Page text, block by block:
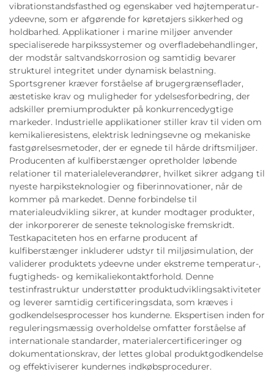
vibrationstandsfasthed og egenskaber ved højtemperatur-
ydeevne, som er afgørende for køretøjers sikkerhed og
holdbarhed. Applikationer i marine miljøer anvender
specialiserede harpikssystemer og overfladebehandlinger,
der modstår saltvandskorrosion og samtidig bevarer
strukturel integritet under dynamisk belastning.
Sportsgrener kræver forståelse af brugergrænseflader,
æstetiske krav og muligheder for ydelsesforbedring, der
adskiller premiumprodukter på konkurrencedygtige
markeder. Industrielle applikationer stiller krav til viden om
kemikalieresistens, elektrisk ledningsevne og mekaniske
fastgørelsesmetoder, der er egnede til hårde driftsmiljøer.
Producenten af kulfiberstænger opretholder løbende
relationer til materialeleverandører, hvilket sikrer adgang til
nyeste harpiksteknologier og fiberinnovationer, når de
kommer på markedet. Denne forbindelse til
materialeudvikling sikrer, at kunder modtager produkter,
der inkorporerer de seneste teknologiske fremskridt.
Testkapaciteten hos en erfarne producent af
kulfiberstænger inkluderer udstyr til miljøsimulation, der
validerer produktets ydeevne under ekstreme temperatur-,
fugtigheds- og kemikaliekontaktforhold. Denne
testinfrastruktur understøtter produktudviklingsaktiviteter
og leverer samtidig certificeringsdata, som kræves i
godkendelsesprocesser hos kunderne. Ekspertisen inden for
reguleringsmæssig overholdelse omfatter forståelse af
internationale standarder, materialercertificeringer og
dokumentationskrav, der lettes global produktgodkendelse
og effektiviserer kundernes indkøbsprocedurer.